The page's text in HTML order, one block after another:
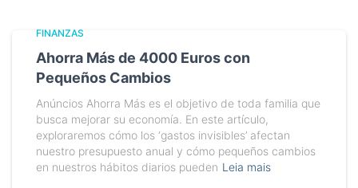
FINANZAS
Ahorra Más de 4000 Euros con
Pequeños Cambios
Anúncios Ahorra Más es el objetivo de toda familia que
busca mejorar su economía. En este artículo,
exploraremos cómo los ‘gastos invisibles’ afectan
nuestro presupuesto anual y cómo pequeños cambios
en nuestros hábitos diarios pueden Leia mais